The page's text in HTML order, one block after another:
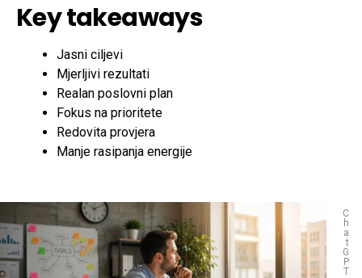
Key takeaways
Jasni ciljevi
Mjerljivi rezultati
Realan poslovni plan
Fokus na prioritete
Redovita provjera
Manje rasipanja energije
C
h
a
t
G
P
T